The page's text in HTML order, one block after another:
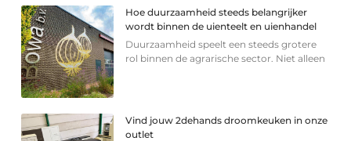
Hoe duurzaamheid steeds belangrijker
wordt binnen de uienteelt en uienhandel
Duurzaamheid speelt een steeds grotere
rol binnen de agrarische sector. Niet alleen
Vind jouw 2dehands droomkeuken in onze
outlet